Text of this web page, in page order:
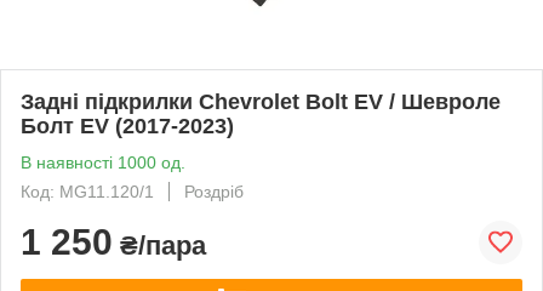
Задні підкрилки Chevrolet Bolt EV / Шевроле
Болт EV (2017-2023)
В наявності 1000 од.
Код: MG11.120/1
Роздріб
1 250 ₴/пара